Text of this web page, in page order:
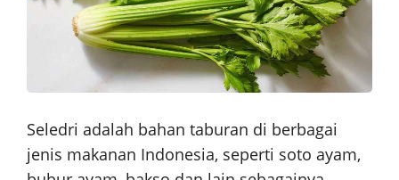
Seledri adalah bahan taburan di berbagai
jenis makanan Indonesia, seperti soto ayam,